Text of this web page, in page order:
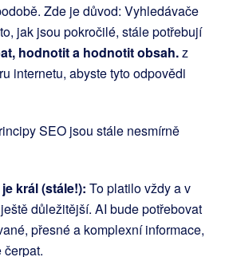
Zde je důvod: Vyhledávače
jak jsou pokročilé, stále potřebují
hodnotit a hodnotit obsah.z
internetu, abyste tyto odpovědi
SEO jsou stále nesmírně
král (stále!): To platilo vždy a v
důležitější. AI bude potřebovat
přesné a komplexní informace,
čerpat.